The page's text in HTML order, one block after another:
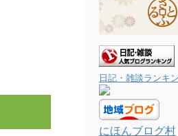
日記・雑談ランキ
にほんブログ村